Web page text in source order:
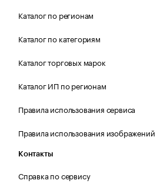
Каталог по регионам
Каталог по категориям
Каталог торговых марок
Каталог ИП по регионам
Правила использования сервиса
Правила использования изображений
Контакты
Справка по сервису